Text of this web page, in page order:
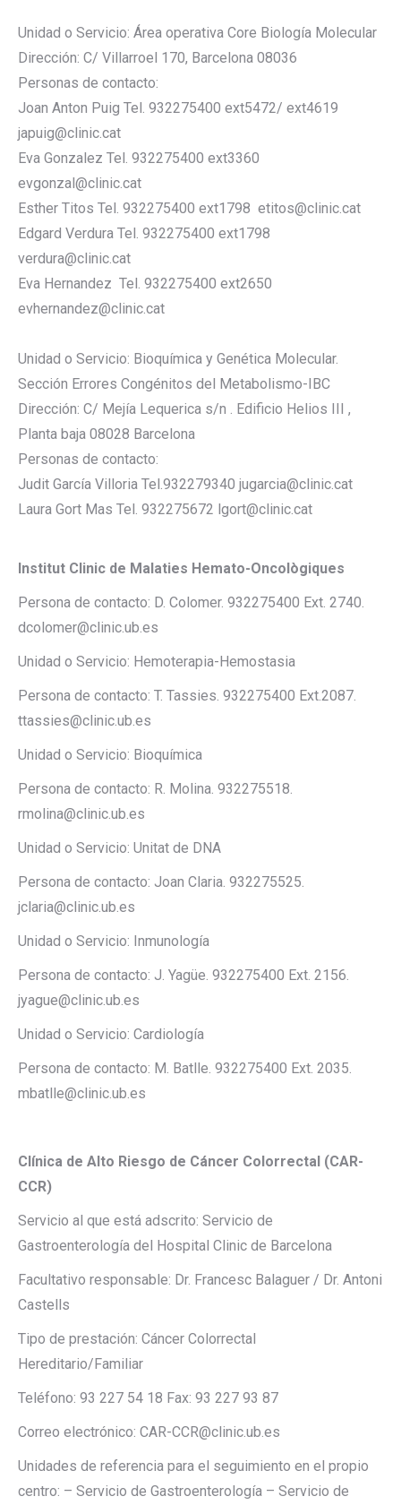
Unidad o Servicio: Área operativa Core Biología Molecular
Dirección: C/ Villarroel 170, Barcelona 08036
Personas de contacto:
Joan Anton Puig Tel. 932275400 ext5472/ ext4619
japuig@clinic.cat
Eva Gonzalez Tel. 932275400 ext3360
evgonzal@clinic.cat
Esther Titos Tel. 932275400 ext1798 etitos@clinic.cat
Edgard Verdura Tel. 932275400 ext1798
verdura@clinic.cat
Eva Hernandez Tel. 932275400 ext2650
evhernandez@clinic.cat
Unidad o Servicio: Bioquímica y Genética Molecular.
Sección Errores Congénitos del Metabolismo-IBC
Dirección: C/ Mejía Lequerica s/n . Edificio Helios III ,
Planta baja 08028 Barcelona
Personas de contacto:
Judit García Villoria Tel.932279340 jugarcia@clinic.cat
Laura Gort Mas Tel. 932275672 lgort@clinic.cat
Institut Clinic de Malaties Hemato-Oncològiques
Persona de contacto: D. Colomer. 932275400 Ext. 2740.
dcolomer@clinic.ub.es
Unidad o Servicio: Hemoterapia-Hemostasia
Persona de contacto: T. Tassies. 932275400 Ext.2087.
ttassies@clinic.ub.es
Unidad o Servicio: Bioquímica
Persona de contacto: R. Molina. 932275518.
rmolina@clinic.ub.es
Unidad o Servicio: Unitat de DNA
Persona de contacto: Joan Claria. 932275525.
jclaria@clinic.ub.es
Unidad o Servicio: Inmunología
Persona de contacto: J. Yagüe. 932275400 Ext. 2156.
jyague@clinic.ub.es
Unidad o Servicio: Cardiología
Persona de contacto: M. Batlle. 932275400 Ext. 2035.
mbatlle@clinic.ub.es
Clínica de Alto Riesgo de Cáncer Colorrectal (CAR-
CCR)
Servicio al que está adscrito: Servicio de
Gastroenterología del Hospital Clinic de Barcelona
Facultativo responsable: Dr. Francesc Balaguer / Dr. Antoni
Castells
Tipo de prestación: Cáncer Colorrectal
Hereditario/Familiar
Teléfono: 93 227 54 18 Fax: 93 227 93 87
Correo electrónico: CAR-CCR@clinic.ub.es
Unidades de referencia para el seguimiento en el propio
centro: – Servicio de Gastroenterología – Servicio de